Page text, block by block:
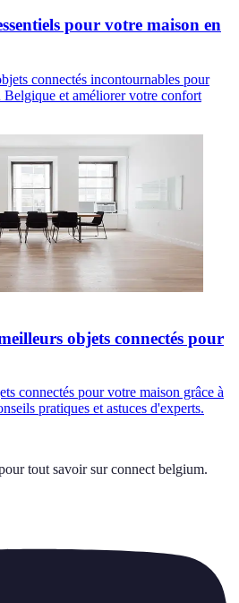
pour votre maison en
connectés incontournables pour
Belgique et améliorer votre confort
objets connectés pour
connectés pour votre maison grâce à
pratiques et astuces d'experts.
tout savoir sur connect belgium.